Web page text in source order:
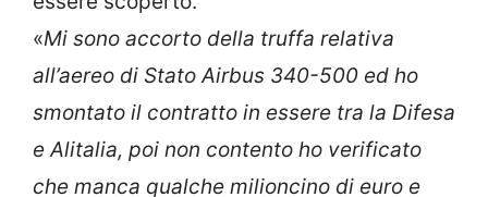
«Mi sono accorto della truffa relativa
all’aereo di Stato Airbus 340-500 ed ho
smontato il contratto in essere tra la Difesa
e Alitalia, poi non contento ho verificato
che manca qualche milioncino di euro e